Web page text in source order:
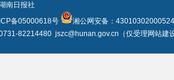
南日报社
备05000618号
湘公网安备：
82214480 jszc@hunan.gov.cn（仅受理网站建